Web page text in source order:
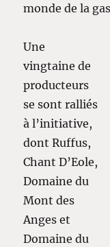
monde de la
Une
vingtaine de
producteurs
se sont ralliés
à l’initiative,
dont Ruffus,
Chant D’Eole,
Domaine du
Mont des
Anges et
Domaine du